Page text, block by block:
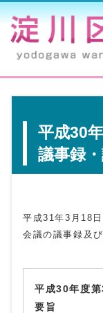
平成30
議事録
平成31年3月18
会議の議事録及
平成30年度
要旨